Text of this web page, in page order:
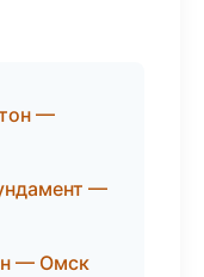
—
—
— Омск